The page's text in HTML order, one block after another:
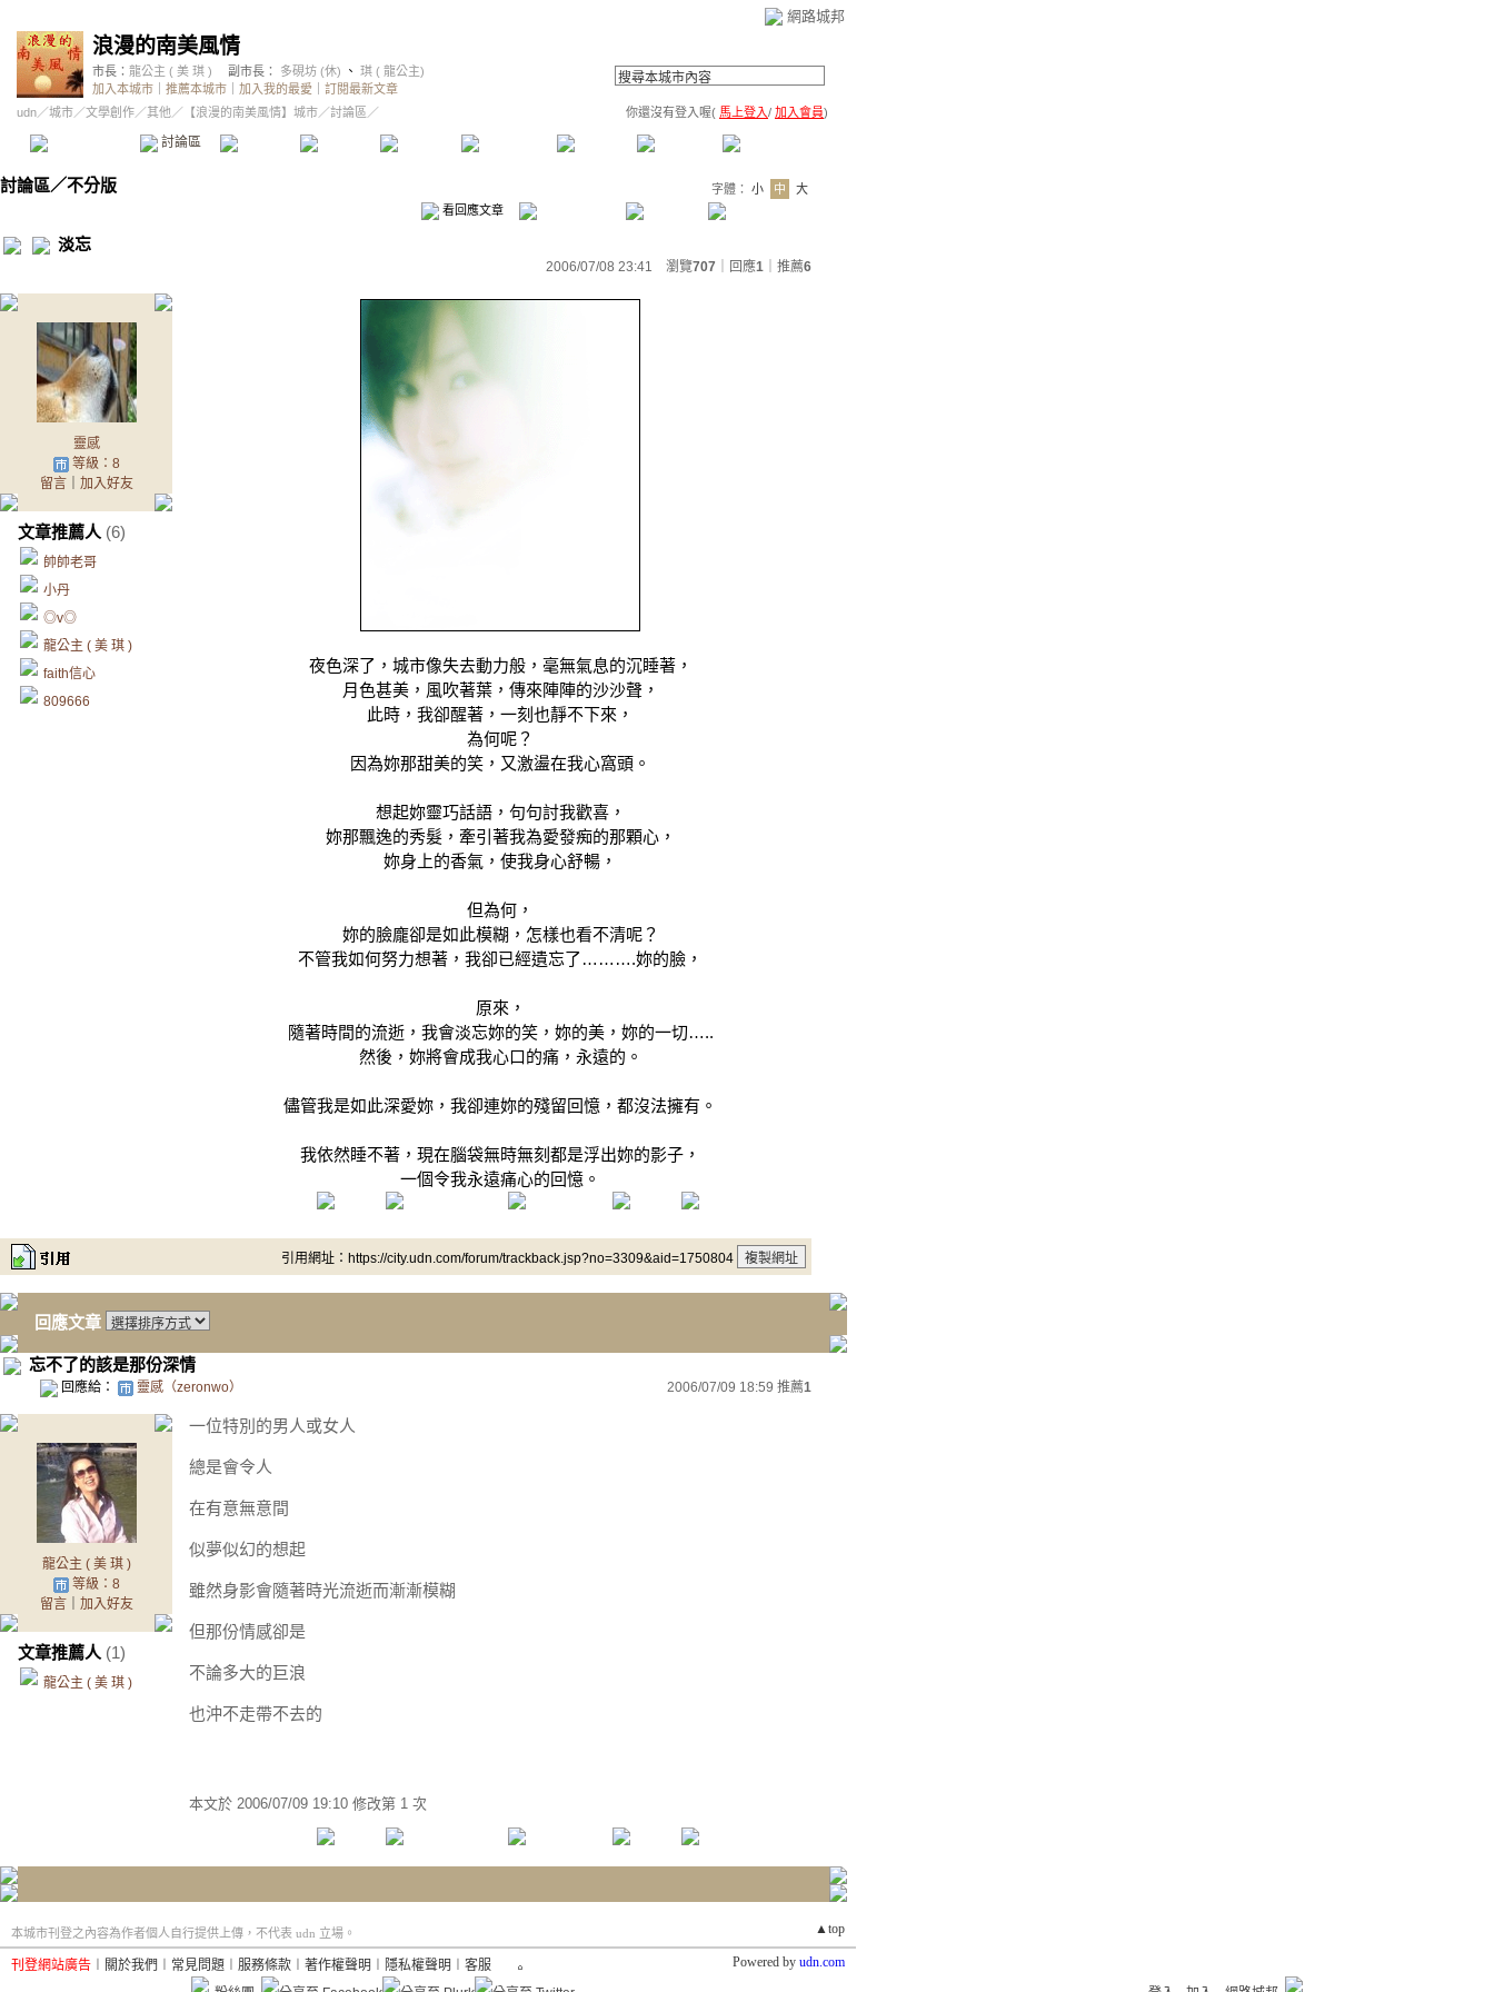
網路城邦
浪漫的南美風情
市長： 龍公主 ( 美 琪 ) 副市長： 多硯坊 (休) 、 琪 ( 龍公主)
加入本城市
推薦本城市 加入我的最愛
訂閱最新文章
udn／城市／文學創作／其他 ／ 【浪漫的南美風情】城市／討論區／ 你還沒有登入喔( 馬上登入/ 加入會員)
討論區 精華區 投票區 影像館 公告區 訪客簿 市政中心
討論區／不分版 字體： 小 中
大
看回應文章
淡忘
2006/07/08 23:41 瀏覽707 ｜回應1 推薦6
靈感
等級：8
留言｜ 加入好友
文章推薦人 (6)
帥帥老哥
小丹
◎v◎
龍公主 ( 美 琪 )
faith信心
809666
夜色深了，城市像失去動力般，毫無氣息的沉睡著，
月色甚美，風吹著葉，傳來陣陣的沙沙聲，
此時，我卻醒著，一刻也靜不下來，
為何呢？
因為妳那甜美的笑，又激盪在我心窩頭。
想起妳靈巧話語，句句討我歡喜，
妳那飄逸的秀髮，牽引著我為愛發痴的那顆心，
妳身上的香氣，使我身心舒暢，
但為何，
妳的臉龐卻是如此模糊，怎樣也看不清呢？
不管我如何努力想著，我卻已經遺忘了……….妳的臉，
原來，
隨著時間的流逝，我會淡忘妳的笑，妳的美，妳的一切…..
然後，妳將會成我心口的痛，永遠的。
儘管我是如此深愛妳，我卻連妳的殘留回憶，都沒法擁有。
我依然睡不著，現在腦袋無時無刻都是浮出妳的影子，
一個令我永遠痛心的回憶。
引用網址：https://city.udn.com/forum/trackback.jsp?no=3309&aid=1750804
回應文章
忘不了的該是那份深情
回應給： 靈感（zeronwo） 2006/07/09 18:59 推薦1
龍公主 ( 美 琪 )
等級：8
留言｜ 加入好友
文章推薦人 (1)
龍公主 ( 美 琪 )
一位特別的男人或女人
總是會令人
在有意無意間
似夢似幻的想起
雖然身影會隨著時光流逝而漸漸模糊
但那份情感卻是
不論多大的巨浪
也沖不走帶不去的
本文於 2006/07/09 19:10 修改第 1 次
▲top
本城市刊登之內容為作者個人自行提供上傳，不代表 udn 立場。
刊登網站廣告 關於我們 常見問題 服務條款 著作權聲明 隱私權聲明 客服 Powered by udn.com